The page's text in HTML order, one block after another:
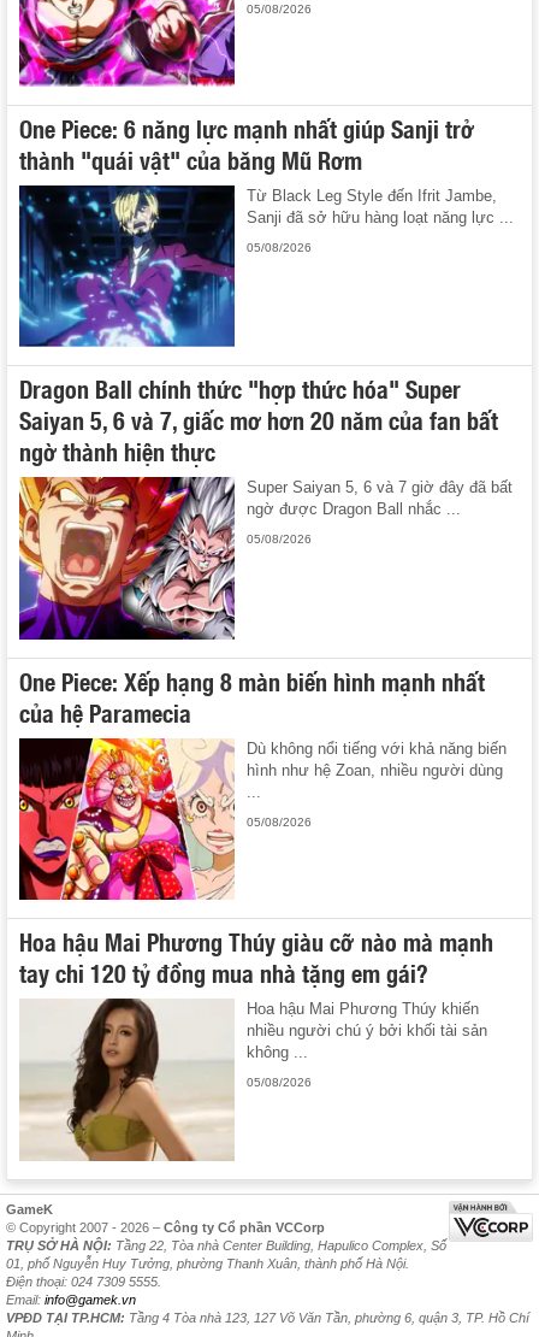
05/08/2026
One Piece: 6 năng lực mạnh nhất giúp Sanji trở
thành "quái vật" của băng Mũ Rơm
Từ Black Leg Style đến Ifrit Jambe,
Sanji đã sở hữu hàng loạt năng lực ...
05/08/2026
Dragon Ball chính thức "hợp thức hóa" Super
Saiyan 5, 6 và 7, giấc mơ hơn 20 năm của fan bất
ngờ thành hiện thực
Super Saiyan 5, 6 và 7 giờ đây đã bất
ngờ được Dragon Ball nhắc ...
05/08/2026
One Piece: Xếp hạng 8 màn biến hình mạnh nhất
của hệ Paramecia
Dù không nổi tiếng với khả năng biến
hình như hệ Zoan, nhiều người dùng
05/08/2026
Hoa hậu Mai Phương Thúy giàu cỡ nào mà mạnh
tay chi 120 tỷ đồng mua nhà tặng em gái?
Hoa hậu Mai Phương Thúy khiến
nhiều người chú ý bởi khối tài sản
không ...
05/08/2026
GameK
© Copyright 2007 - 2026 – Công ty Cổ phần VCCorp
TRỤ SỞ HÀ NỘI: Tầng 22, Tòa nhà Center Building, Hapulico Complex, Số
01, phố Nguyễn Huy Tưởng, phường Thanh Xuân, thành phố Hà Nội.
Điện thoại: 024 7309 5555.
Email: info@gamek.vn
VPĐD TẠI TP.HCM: Tầng 4 Tòa nhà 123, 127 Võ Văn Tần, phường 6, quận 3, TP. Hồ Chí